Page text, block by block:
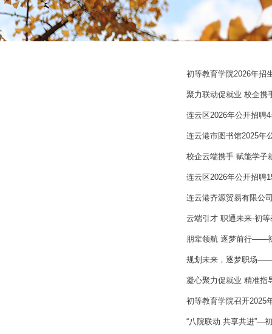
初等教育学院2026年招
聚力联动促就业 校企
连云区2026年公开招聘
连云港市图书馆2025年
校企云端携手 赋能学
连云区2026年公开招聘
连云港齐源贸易有限公
云端引才 职通未来-初
朋辈领航 逐梦前行——
规划未来，逐梦职场——
凝心聚力促就业 精准
初等教育学院召开2025
“八院联动 共享共进”—